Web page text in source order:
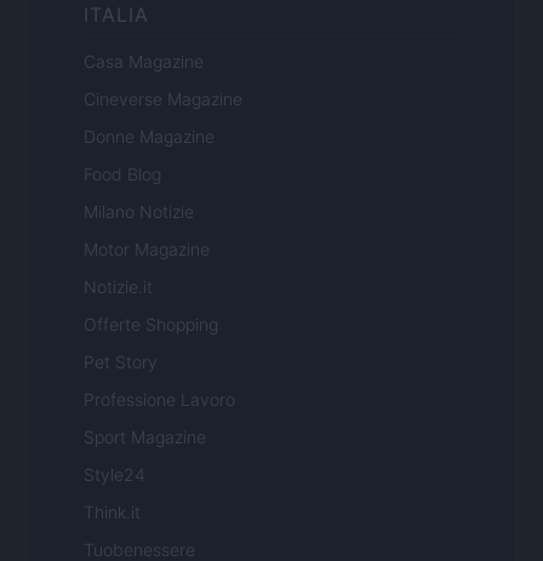
ITALIA
Casa Magazine
Cineverse Magazine
Donne Magazine
Food Blog
Milano Notizie
Motor Magazine
Notizie.it
Offerte Shopping
Pet Story
Professione Lavoro
Sport Magazine
Style24
Think.it
Tuobenessere